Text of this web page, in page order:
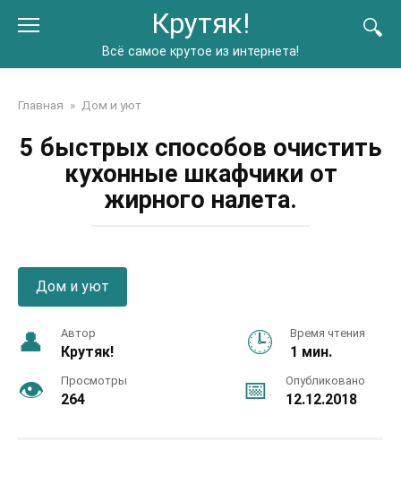
Крутяк!
Всё самое крутое из интернета!
Главная » Дом и уют
5 быстрых способов очистить
кухонные шкафчики от
жирного налета.
Дом и уют
Автор
Крутяк!
Время чтения
1 мин.
Просмотры
264
Опубликовано
12.12.2018